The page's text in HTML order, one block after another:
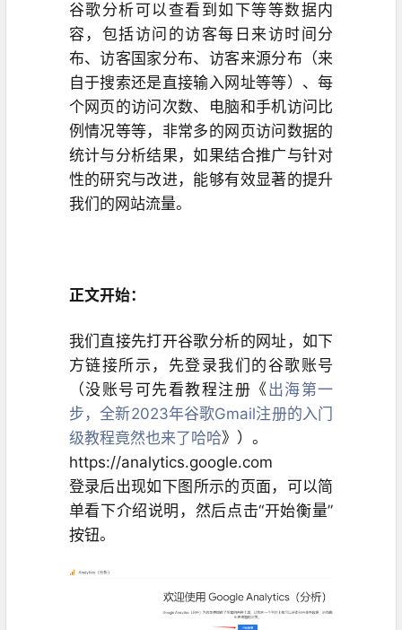
谷歌分析可以查看到如下等等数据内
容，包括访问的访客每日来访时间分
布、访客国家分布、访客来源分布（来
自于搜索还是直接输入网址等等）、每
个网页的访问次数、电脑和手机访问比
例情况等等，非常多的网页访问数据的
统计与分析结果，如果结合推广与针对
性的研究与改进，能够有效显著的提升
我们的网站流量。
正文开始：
我们直接先打开谷歌分析的网址，如下
方链接所示，先登录我们的谷歌账号
（没账号可先看教程注册《 出海第一
步，全新2023年谷歌Gmail注册的入门
级教程竟然也来了哈哈》）。
https://analytics.google.com
登录后出现如 下图所示的页面，可以简
单看下介绍说明，然后点击“开始衡量”
按钮。